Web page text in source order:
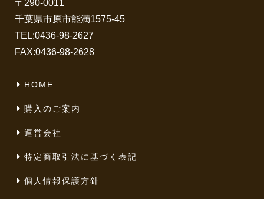
〒290-0011
千葉県市原市能満1575-45
TEL:0436-98-2627
FAX:0436-98-2628
HOME
購入のご案内
運営会社
特定商取引法に基づく表記
個人情報保護方針